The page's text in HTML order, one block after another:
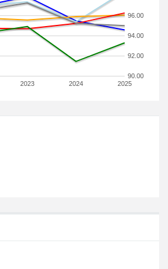
2023 2024 2025
90.00
92.00
94.00
96.00